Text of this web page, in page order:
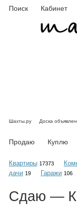
Поиск Кабинет
Шахты.ру Доска
Продаю Куплю
Квартиры 17373
дачи 19 Гаражи 106
Сдаю —